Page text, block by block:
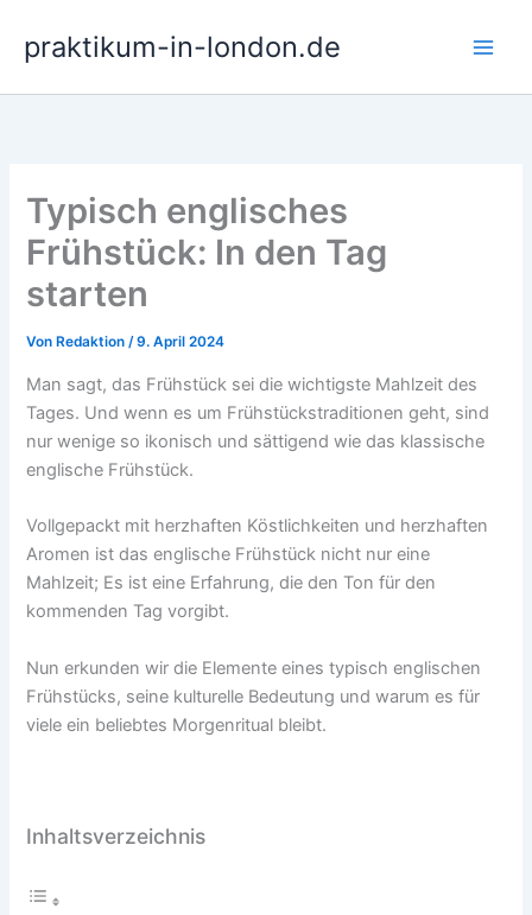
Inhalt
springen
praktikum-in-london.de
Typisch englisches
Frühstück: In den Tag
starten
Von Redaktion/9. April 2024
Man sagt, das Frühstück sei die wichtigste Mahlzeit des
Tages. Und wenn es um Frühstückstraditionen geht, sind
nur wenige so ikonisch und sättigend wie das klassische
englische Frühstück.
Vollgepackt mit herzhaften Köstlichkeiten und herzhaften
Aromen ist das englische Frühstück nicht nur eine
Mahlzeit; Es ist eine Erfahrung, die den Ton für den
kommenden Tag vorgibt.
Nun erkunden wir die Elemente eines typisch englischen
Frühstücks, seine kulturelle Bedeutung und warum es für
viele ein beliebtes Morgenritual bleibt.
Inhaltsverzeichnis